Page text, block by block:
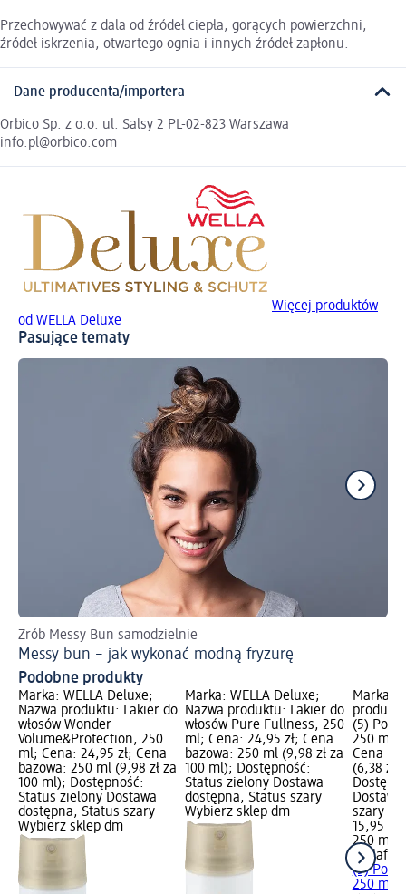
Przechowywać z dala od źródeł ciepła, gorących powierzchni,
źródeł iskrzenia, otwartego ognia i innych źródeł zapłonu.
Dane producenta/importera
Orbico Sp. z o.o. ul. Salsy 2 PL-02-823 Warszawa
info.pl@orbico.com
Więcej produktów
od WELLA Deluxe
Pasujące tematy
Zrób Messy Bun samodzielnie
Messy bun – jak wykonać modną fryzurę
Podobne produkty
Marka: WELLA Deluxe;
Nazwa produktu: Lakier do
włosów Wonder
Volume&Protection, 250
ml; Cena: 24,95 zł; Cena
bazowa: 250 ml (9,98 zł za
100 ml); Dostępność:
Status zielony Dostawa
dostępna, Status szary
Wybierz sklep dm
Marka: WELLA Deluxe;
Nazwa produktu: Lakier do
włosów Pure Fullness, 250
ml; Cena: 24,95 zł; Cena
bazowa: 250 ml (9,98 zł za
100 ml); Dostępność:
Status zielony Dostawa
dostępna, Status szary
Wybierz sklep dm
Marka:
(5)
250 ml;
Cena
(6,38 zł
szary
15,95 zł
250 ml
wellaflex
(5)
250 ml